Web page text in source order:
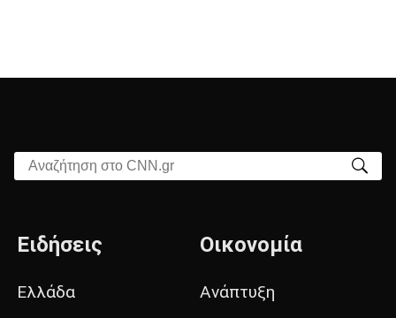
Αναζήτηση στο CNN.gr
Ειδήσεις
Ελλάδα
Οικονομία
Ανάπτυξη